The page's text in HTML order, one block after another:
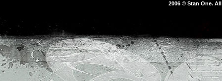
2006 © Stan One.